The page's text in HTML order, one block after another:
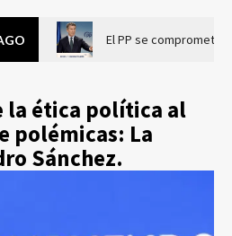
El PP se compromete
la ética política al
polémicas: La
Sánchez.